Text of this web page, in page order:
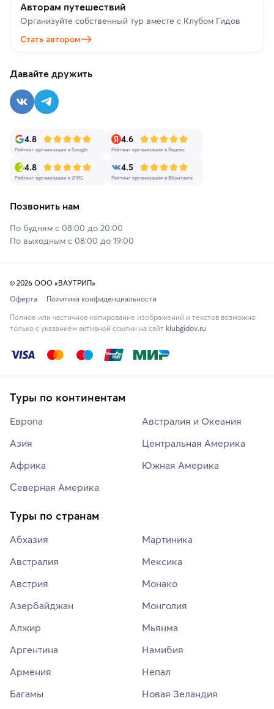
Авторам путешествий
Организуйте собственный тур вместе с Клубом Гидов
Стать автором
Давайте дружить
4.8
Рейтинг организации в Google
4.6
Рейтинг организации в Яндекс
4.8
Рейтинг организации в 2ГИС
4.5
Рейтинг организации в ВКонтакте
Позвонить нам
По будням с 08:00 до 20:00
По выходным с 08:00 до 19:00
© 2026 ООО «ВАУТРИП»
Оферта
Политика конфиденциальности
Полное или частичное копирование изображений и текстов возможно
только с указанием активной ссылки на сайт klubgidov.ru
Туры по континентам
Европа
Азия
Африка
Северная Америка
Австралия и Океания
Центральная Америка
Южная Америка
Туры по странам
Абхазия
Австралия
Австрия
Азербайджан
Алжир
Аргентина
Армения
Багамы
Мартиника
Мексика
Монако
Монголия
Мьянма
Намибия
Непал
Новая Зеландия